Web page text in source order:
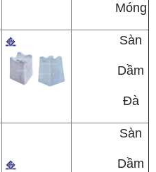
Móng
Sàn
Dầm
Đà
Sàn
Dầm